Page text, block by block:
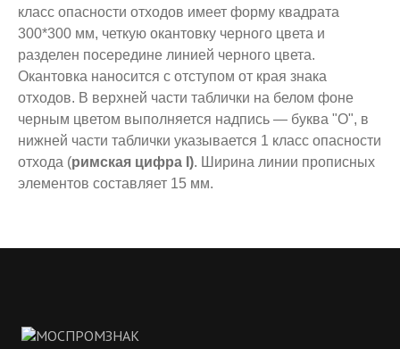
класс опасности отходов имеет форму квадрата
300*300 мм, четкую окантовку черного цвета и
разделен посередине линией черного цвета.
Окантовка наносится с отступом от края знака
отходов. В верхней части таблички на белом фоне
черным цветом выполняется надпись — буква "О", в
нижней части таблички указывается 1 класс опасности
отхода (римская цифра I). Ширина линии прописных
элементов составляет 15 мм.